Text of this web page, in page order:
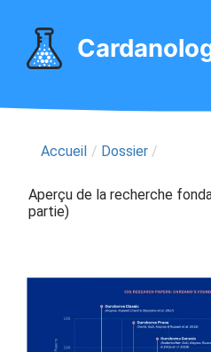
contenu
Accueil / Dossier /
Aperçu de la recherche
partie)